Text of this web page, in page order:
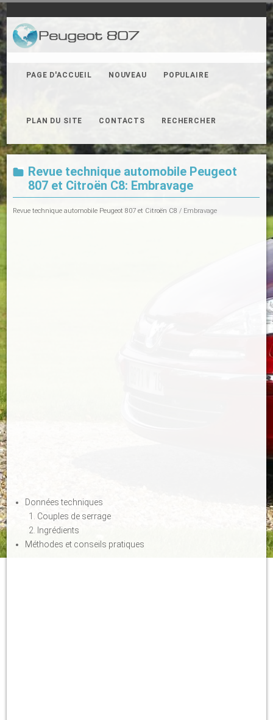
PAGE D'ACCUEIL NOUVEAU POPULAIRE
PLAN DU SITE CONTACTS RECHERCHER
Revue technique automobile Peugeot
807 et Citroën C8: Embravage
Revue technique automobile Peugeot 807 et Citroën C8 / Embravage
Données techniques
Couples de serrage
Ingrédients
Méthodes et conseils pratiques